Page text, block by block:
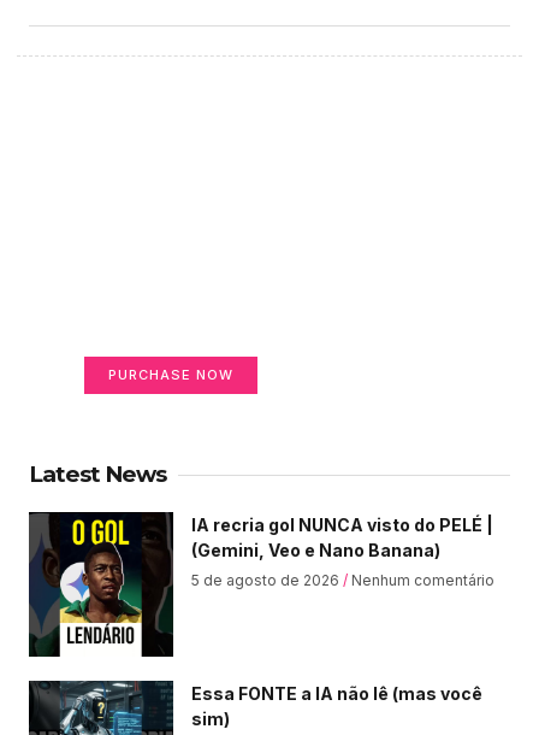
PURCHASE NOW
Latest News
IA recria gol NUNCA visto do PELÉ |
(Gemini, Veo e Nano Banana)
5 de agosto de 2026 Nenhum comentário
Essa FONTE a IA não lê (mas você
sim)